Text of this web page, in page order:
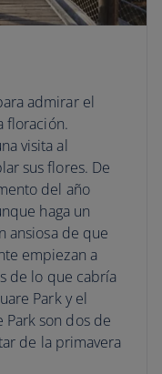
admirar el
floración.
visita al
sus flores. De
del año
haga un
ansiosa de que
empiezan a
de lo que cabría
Park y el
Park son dos de
de la primavera